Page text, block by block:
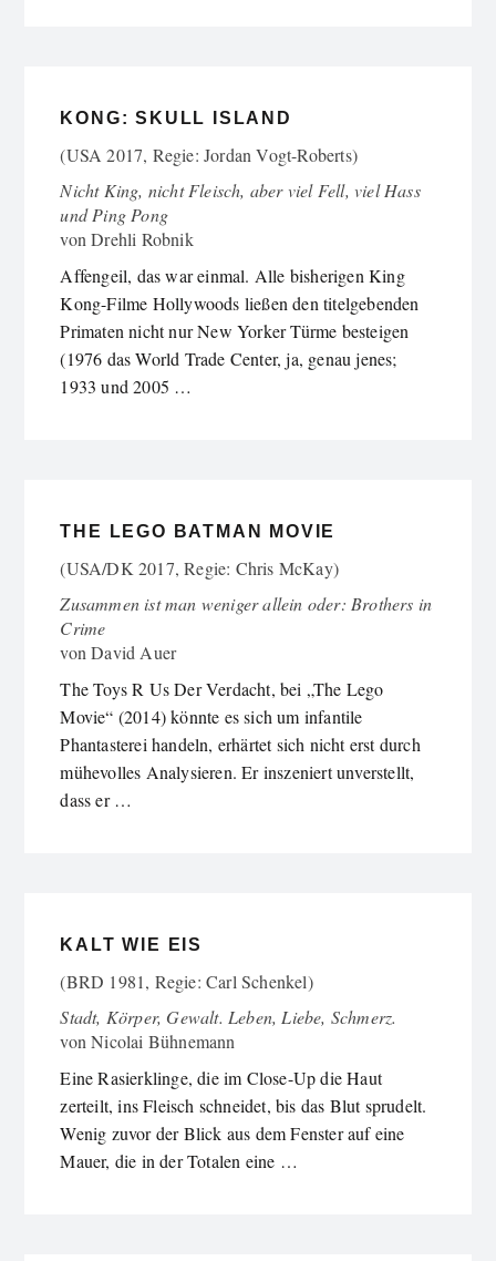
KONG: SKULL ISLAND
(USA 2017, Regie: Jordan Vogt-Roberts)
Nicht King, nicht Fleisch, aber viel Fell, viel Hass
und Ping Pong
vonDrehli Robnik
Affengeil, das war einmal. Alle bisherigen King
Kong-Filme Hollywoods ließen den titelgebenden
Primaten nicht nur New Yorker Türme besteigen
(1976 das World Trade Center, ja, genau jenes;
1933 und 2005 …
THE LEGO BATMAN MOVIE
(USA/DK 2017, Regie: Chris McKay)
Zusammen ist man weniger allein oder: Brothers in
Crime
vonDavid Auer
The Toys R Us Der Verdacht, bei „The Lego
Movie“ (2014) könnte es sich um infantile
Phantasterei handeln, erhärtet sich nicht erst durch
mühevolles Analysieren. Er inszeniert unverstellt,
dass er …
KALT WIE EIS
(BRD 1981, Regie: Carl Schenkel)
Stadt, Körper, Gewalt. Leben, Liebe, Schmerz.
vonNicolai Bühnemann
Eine Rasierklinge, die im Close-Up die Haut
zerteilt, ins Fleisch schneidet, bis das Blut sprudelt.
Wenig zuvor der Blick aus dem Fenster auf eine
Mauer, die in der Totalen eine …